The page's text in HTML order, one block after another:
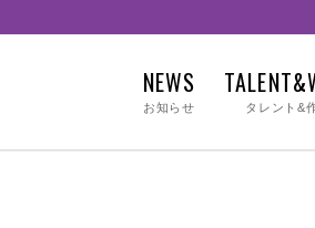
NEWS
お知らせ タレント&